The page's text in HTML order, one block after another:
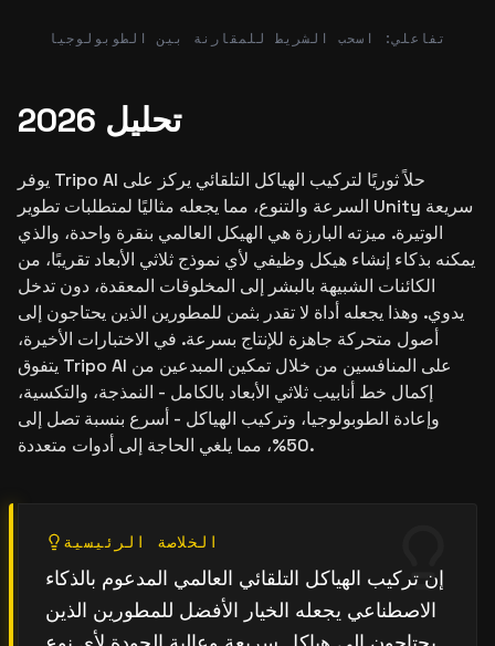
تفاعلي: اسحب الشريط للمقارنة بين الطوبولوجيا
تحليل 2026
يوفر Tripo AI حلاً ثوريًا لتركيب الهياكل التلقائي يركز على
السرعة والتنوع، مما يجعله مثاليًا لمتطلبات تطوير Unity سريعة
الوتيرة. ميزته البارزة هي الهيكل العالمي بنقرة واحدة، والذي
يمكنه بذكاء إنشاء هيكل وظيفي لأي نموذج ثلاثي الأبعاد تقريبًا، من
الكائنات الشبيهة بالبشر إلى المخلوقات المعقدة، دون تدخل
يدوي. وهذا يجعله أداة لا تقدر بثمن للمطورين الذين يحتاجون إلى
أصول متحركة جاهزة للإنتاج بسرعة. في الاختبارات الأخيرة،
يتفوق Tripo AI على المنافسين من خلال تمكين المبدعين من
إكمال خط أنابيب ثلاثي الأبعاد بالكامل - النمذجة، والتكسية،
وإعادة الطوبولوجيا، وتركيب الهياكل - أسرع بنسبة تصل إلى
50%، مما يلغي الحاجة إلى أدوات متعددة.
الخلاصة الرئيسية
إن تركيب الهياكل التلقائي العالمي المدعوم بالذكاء
الاصطناعي يجعله الخيار الأفضل للمطورين الذين